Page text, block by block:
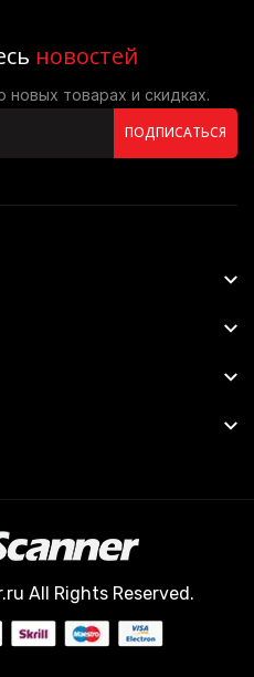
новостей
товарах и скидках.
ПОДПИСАТЬСЯ
All Rights Reserved.